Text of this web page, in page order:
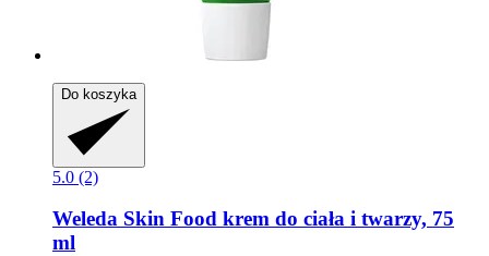
Do koszyka
5.0 (2)
Weleda Skin Food krem do ciała i twarzy, 75
ml